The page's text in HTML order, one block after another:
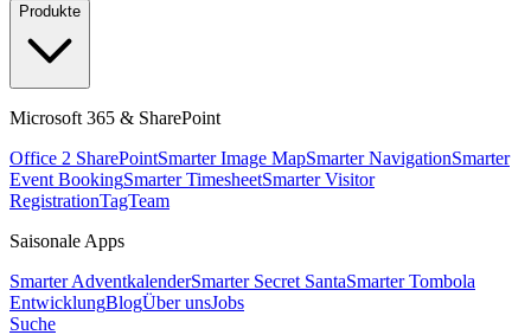
Produkte
Microsoft 365 & SharePoint
Office 2 SharePointSmarter Image MapSmarter NavigationSmarter
Event BookingSmarter TimesheetSmarter Visitor
RegistrationTagTeam
Saisonale Apps
Smarter AdventkalenderSmarter Secret SantaSmarter Tombola
EntwicklungBlogÜber unsJobs
Suche